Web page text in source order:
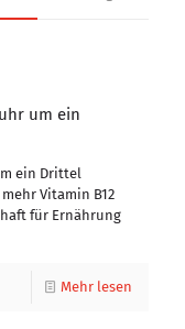
um ein
ein Drittel
Vitamin B12
für Ernährung
Mehr lesen